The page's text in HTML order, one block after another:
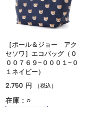
［ポール＆ジョー アク
セソワ］エコバッグ（０
００７６９−０００１−０
１ネイビー）
2,750 円 （税込）
在庫：○